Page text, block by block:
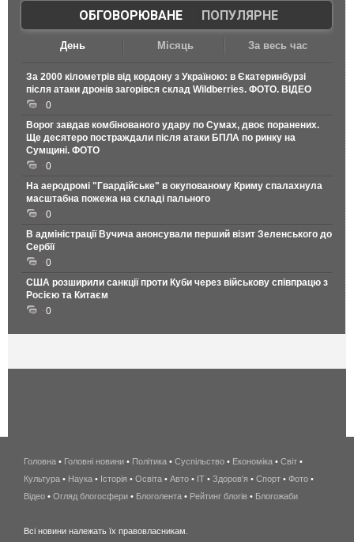
ОБГОВОРЮВАНЕ| ПОПУЛЯРНЕ
День Місяць За весь час
За 2000 кілометрів від кордону з Україною: в Єкатеринбурзі
після атаки дронів загорівся склад Wildberries. ФОТО. ВІДЕО
0
Ворог завдав комбінованого удару по Сумах, двоє поранених.
Ще десятеро постраждали після атаки БПЛА по ринку на
Сумщині. ФОТО
0
На аеродромі "Гвардійське" в окупованому Криму спалахнула
масштабна пожежа на складі пального
0
В адміністрації Вучича анонсували перший візит Зеленського до
Сербії
0
США розширили санкції проти Куби через військову співпрацю з
Росією та Китаєм
0
беспроводной
интернет
киев
Головна • Головні новини • Політика • Суспільство • Економіка • Світ •
Культура • Наука • Історія • Освіта • Авто • IT • Здоров'я • Спорт • Фото •
Відео • Огляд блогосфери • Блоголента • Рейтинг блогів • Блогожаби
Всі новини належать їх правовласникам.